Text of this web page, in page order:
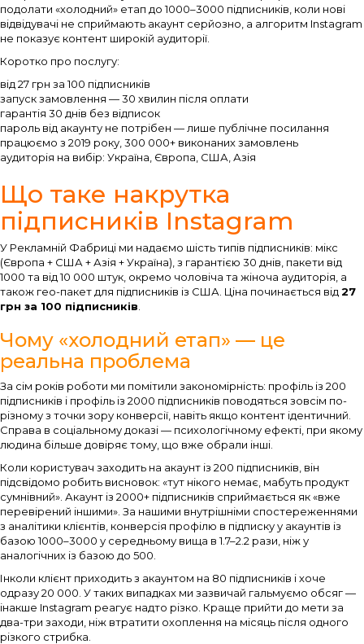
подолати «холодний» етап до 1000–3000 підписників, коли нові
відвідувачі не сприймають акаунт серйозно, а алгоритм Instagram
не показує контент широкій аудиторії.
Коротко про послугу:
від 27 грн за 100 підписників
запуск замовлення — 30 хвилин після оплати
гарантія 30 днів без відписок
пароль від акаунту не потрібен — лише публічне посилання
працюємо з 2019 року, 300 000+ виконаних замовлень
аудиторія на вибір: Україна, Європа, США, Азія
Що таке накрутка
підписників Instagram
У Рекламній Фабриці ми надаємо шість типів підписників: мікс
(Європа + США + Азія + Україна), з гарантією 30 днів, пакети від
1000 та від 10 000 штук, окремо чоловіча та жіноча аудиторія, а
також гео-пакет для підписників із США. Ціна починається від27
грн за 100 підписників.
Чому «холодний етап» — це
реальна проблема
За сім років роботи ми помітили закономірність: профіль із 200
підписників і профіль із 2000 підписників поводяться зовсім по-
різному з точки зору конверсії, навіть якщо контент ідентичний.
Справа в соціальному доказі — психологічному ефекті, при якому
людина більше довіряє тому, що вже обрали інші.
Коли користувач заходить на акаунт із 200 підписників, він
підсвідомо робить висновок: «тут нікого немає, мабуть продукт
сумнівний». Акаунт із 2000+ підписників сприймається як «вже
перевірений іншими». За нашими внутрішніми спостереженнями
з аналітики клієнтів, конверсія профілю в підписку у акаунтів із
базою 1000–3000 у середньому вища в 1.7–2.2 рази, ніж у
аналогічних із базою до 500.
Інколи клієнт приходить з акаунтом на 80 підписників і хоче
одразу 20 000. У таких випадках ми зазвичай гальмуємо обсяг —
інакше Instagram реагує надто різко. Краще прийти до мети за
два-три заходи, ніж втратити охоплення на місяць після одного
різкого стрибка.